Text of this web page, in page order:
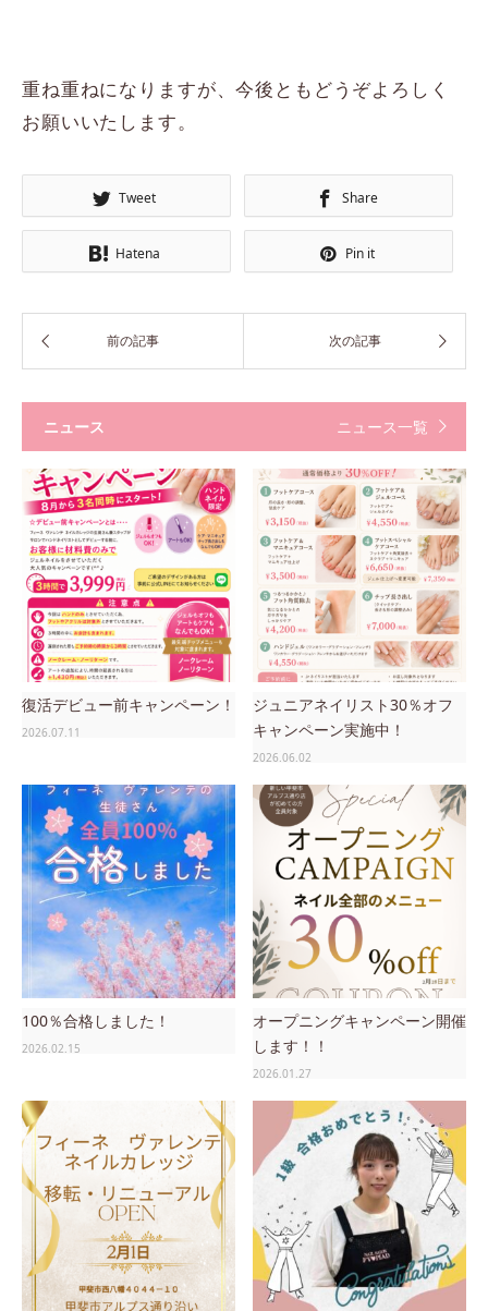
重ね重ねになりますが、今後ともどうぞよろしく
お願いいたします。
Tweet Share
Hatena Pin it
ニュース ニュース一覧
復活デビュー前キャンペーン！
2026.07.11
ジュニアネイリスト30％オフ
キャンペーン実施中！
2026.06.02
100％合格しました！
2026.02.15
オープニングキャンペーン開催
します！！
2026.01.27